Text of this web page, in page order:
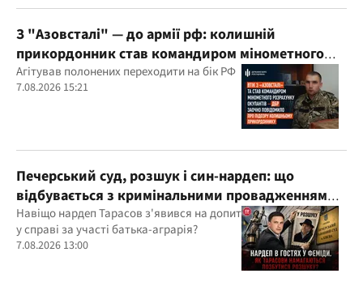
З "Азовсталі" — до армії рф: колишній
прикордонник став командиром мінометного
розрахунку окупантів
Агітував полонених переходити на бік РФ
7.08.2026 15:21
Печерський суд, розшук і син-нардеп: що
відбувається з кримінальними провадженнями
за участі агробарона Тарасова?
Навіщо нардеп Тарасов з'явився на допит
у справі за участі батька-аграрія?
7.08.2026 13:00